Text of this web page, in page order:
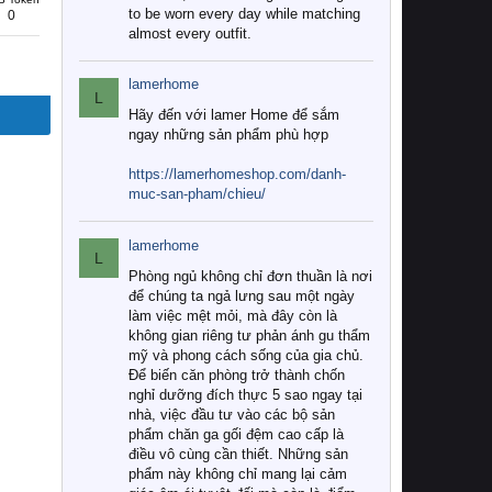
0
to be worn every day while matching
almost every outfit.
L
lamerhome
Hãy đến với lamer Home để sắm
ngay những sản phẩm phù hợp
https://lamerhomeshop.com/danh-
muc-san-pham/chieu/
L
lamerhome
Phòng ngủ không chỉ đơn thuần là nơi
để chúng ta ngả lưng sau một ngày
làm việc mệt mỏi, mà đây còn là
không gian riêng tư phản ánh gu thẩm
mỹ và phong cách sống của gia chủ.
Để biến căn phòng trở thành chốn
nghỉ dưỡng đích thực 5 sao ngay tại
nhà, việc đầu tư vào các bộ sản
phẩm chăn ga gối đệm cao cấp là
điều vô cùng cần thiết. Những sản
phẩm này không chỉ mang lại cảm